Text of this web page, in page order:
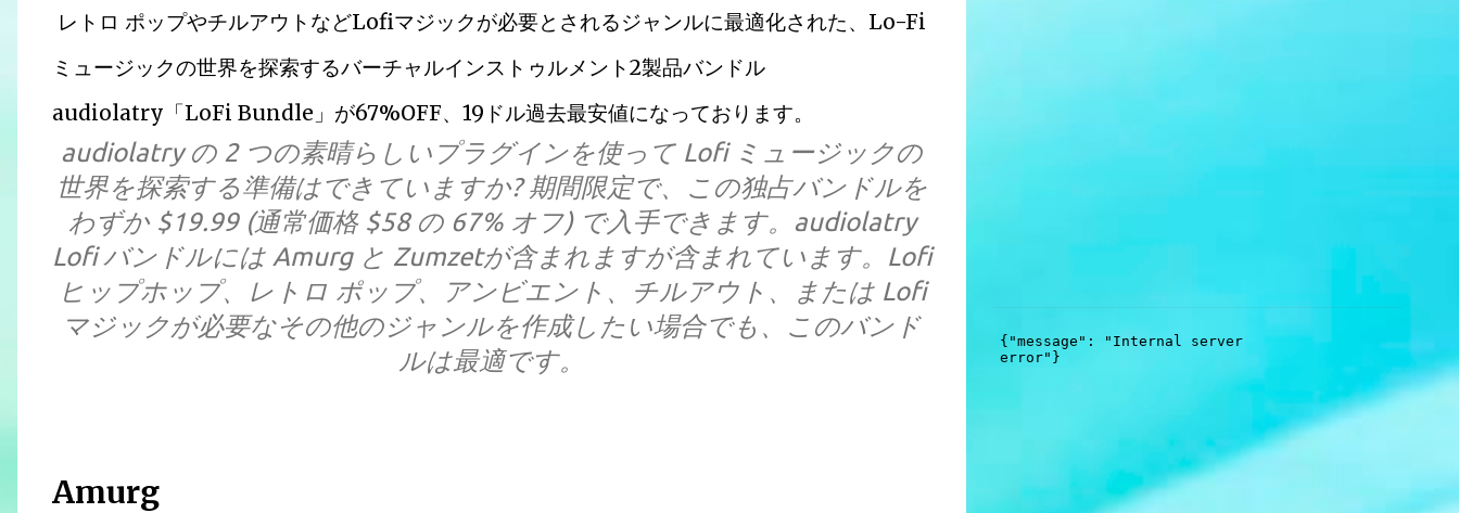
レトロ ポップやチルアウトなどLofiマジックが必要とされるジャンルに最適化された、Lo-Fi
ミュージックの世界を探索するバーチャルインストゥルメント2製品バンドル
audiolatry「LoFi Bundle」が67%OFF、19ドル過去最安値になっております。
audiolatry の 2 つの素晴らしいプラグインを使って Lofi ミュージックの
世界を探索する準備はできていますか? 期間限定で、この独占バンドルを
わずか $19.99 (通常価格 $58 の 67% オフ) で入手できます。audiolatry
Lofi バンドルには Amurg と Zumzetが含まれますが含まれています。Lofi
ヒップホップ、レトロ ポップ、アンビエント、チルアウト、または Lofi
マジックが必要なその他のジャンルを作成したい場合でも、このバンド
ルは最適です。
Amurg